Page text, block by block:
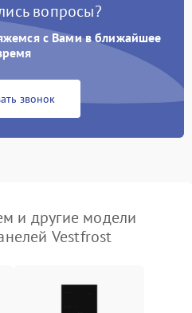
вопросы?
с Вами в ближайшее
звонок
и другие модели
Vestfrost